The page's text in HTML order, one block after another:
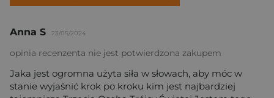
Anna S 23/05/2024
opinia recenzenta nie jest potwierdzona zakupem
Jaka jest ogromna użyta siła w słowach, aby móc w
stanie wyjaśnić krok po kroku kim jest najbardziej